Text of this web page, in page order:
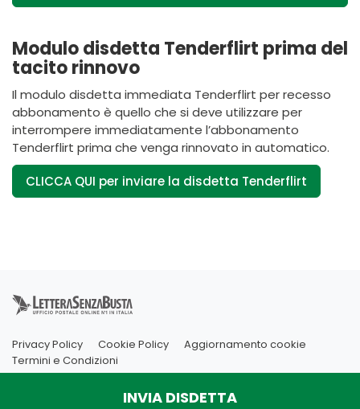
Modulo disdetta Tenderflirt prima del
tacito rinnovo
Il modulo disdetta immediata Tenderflirt per recesso
abbonamento è quello che si deve utilizzare per
interrompere immediatamente l’abbonamento
Tenderflirt prima che venga rinnovato in automatico.
CLICCA QUI per inviare la disdetta Tenderflirt
INVIA DISDETTA
Privacy Policy Cookie Policy
Aggiornamento cookie
Termini e Condizioni
Copyright Innovatio Online Ltd